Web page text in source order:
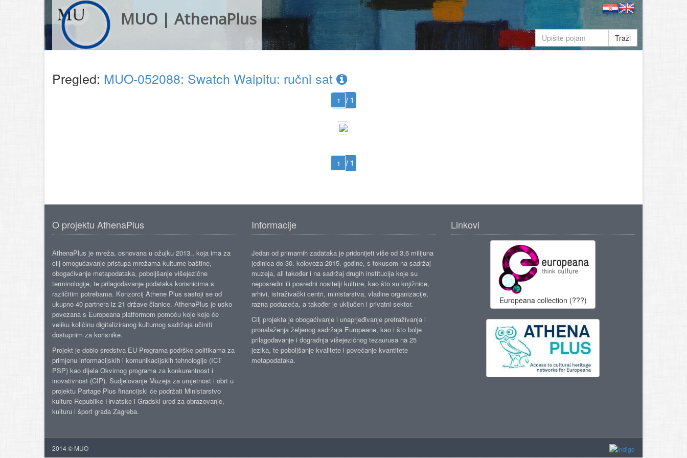
MUO | AthenaPlus
Traži
Pregled: MUO-052088: Swatch Waipitu: ručni sat
/ 1
/ 1
O projektu AthenaPlus
AthenaPlus je mreža, osnovana u ožujku 2013., koja ima za
cilj omogućavanje pristupa mrežama kulturne baštine,
obogaćivanje metapodataka, poboljšanje višejezične
terminologije, te prilagođavanje podataka korisnicima s
različitim potrebama. Konzorcij Athene Plus sastoji se od
ukupno 40 partnera iz 21 države članice. AthenaPlus je usko
povezana s Europeana platformom pomoću koje koje će
veliku količinu digitaliziranog kulturnog sadržaja učiniti
dostupnim za korisnike.
Projekt je dobio sredstva EU Programa podrške politikama za
primjenu informacijskih i komunikacijskih tehnologije (ICT
PSP) kao dijela Okvirnog programa za konkurentnost i
inovativnost (CIP). Sudjelovanje Muzeja za umjetnost i obrt u
projektu Partage Plus financijski će podržati Ministarstvo
kulture Republike Hrvatske i Gradski ured za obrazovanje,
kulturu i šport grada Zagreba.
Informacije
Jedan od primarnih zadataka je pridonijeti više od 3,6 milijuna
jedinica do 30. kolovoza 2015. godine, s fokusom na sadržaj
muzeja, ali također i na sadržaj drugih institucija koje su
neposredni ili posredni nositelji kulture, kao što su knjižnice,
arhivi, istraživački centri, ministarstva, vladine organizacije,
razna poduzeća, a također je uključen i privatni sektor.
Cilj projekta je obogaćivanje i unaprjeđivanje pretraživanja i
pronalaženja željenog sadržaja Europeane, kao i što bolje
prilagođavanje i dogradnja višejezičnog tezaurusa na 25
jezika, te poboljšanje kvalitete i povećanje kvantitete
metapodataka.
Linkovi
Europeana collection (???)
2014 © MUO